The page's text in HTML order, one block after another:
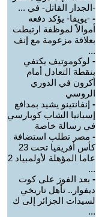
-الجدار القاتل- في ...
- -يويفا- يؤكد دفعه
أموالاً لموظفة ارتبطت
بعلاقة مزعومة مع إنف
...
- لوكوموتيف يكتفي
بنقطة التعادل أمام
أكرون في الدوري
الروسي
- إنفانتينو يشيد بمدافع
إسبانيا الشاب كوبارسي
في رسالة خاصة
- مصر تطلب استضافة
كأس أفريقيا تحت 23
عاما المؤهلة لأولمبياد 2
...
- بعد الفوز على كوت
ديفوار.. تأهل تاريخي
لسيدات الجزائر إلى ك
...